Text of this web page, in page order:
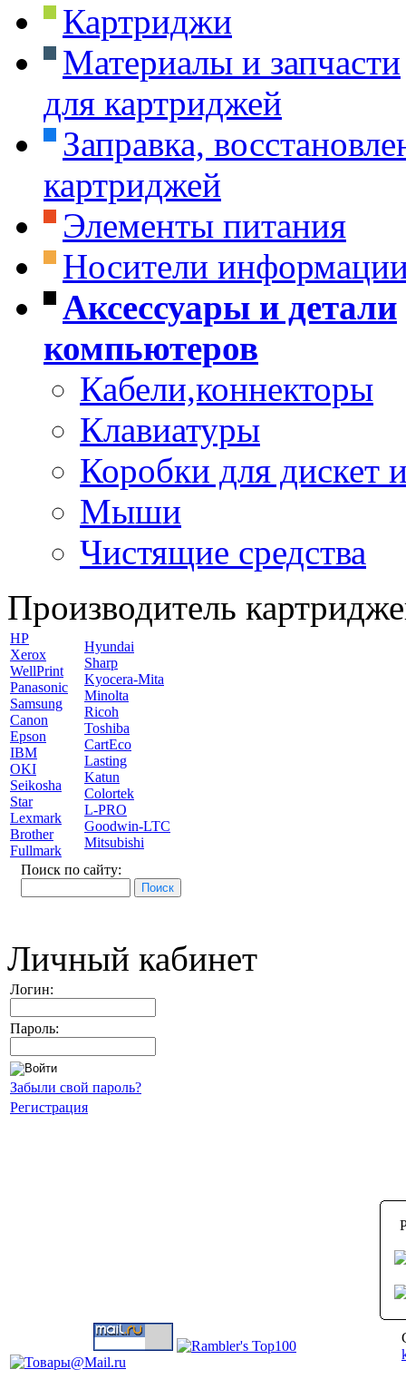
Картриджи
Материалы и запчасти
для картриджей
Заправка,
картриджей
Элементы питания
Носители
Аксессуары и детали
компьютеров
Кабели,коннекторы
Клавиатуры
Коробки для дискет
Мыши
Чистящие средства
Производитель
HP
Xerox
WellPrint
Panasonic
Samsung
Canon
Epson
IBM
OKI
Seikosha
Star
Lexmark
Brother
Fullmark
Hyundai
Sharp
Kyocera-Mita
Minolta
Ricoh
Toshiba
CartEco
Lasting
Katun
Colortek
L-PRO
Goodwin-LTC
Mitsubishi
Поиск по сайту:
Личный кабинет
Логин:
Пароль:
Забыли свой пароль?
Регистрация